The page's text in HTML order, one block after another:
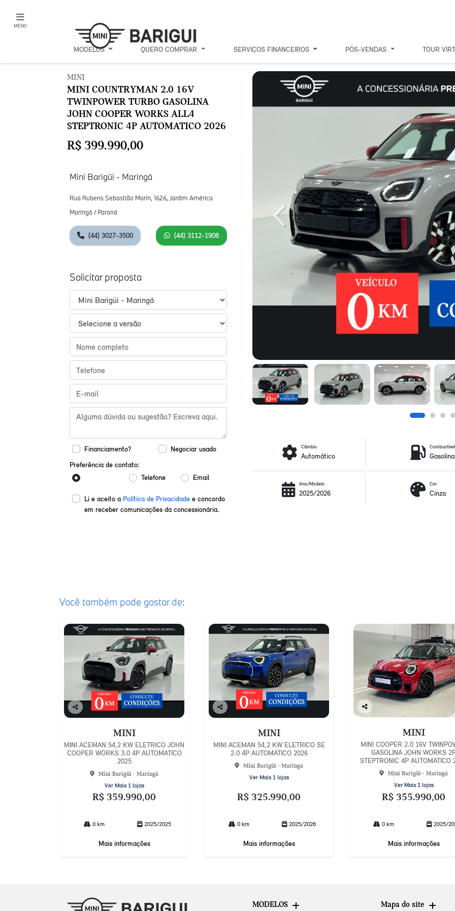
MENU
MODELOS QUERO COMPRAR SERVIÇOS FINANCEIROS PÓS-VENDAS TOUR
MINI
MINI COUNTRYMAN 2.0 16V
TWINPOWER TURBO GASOLINA
JOHN COOPER WORKS ALL4
STEPTRONIC 4P AUTOMATICO 2026
R$ 399.990,00
Mini Barigüi - Maringá
Rua Rubens Sebastião Marin, 1626, Jardim América
Maringá / Paraná
(44) 3027-3500 (44) 3112-1908
Solicitar proposta
Financiamento?
Negociar usado
Preferência de contato:
Telefone Email
Li e aceito a Política de Privacidadee concordo
em receber comunicações da concessionária.
Previous
Câmbio
Automático
Combustível
Gasolina
Ano/Modelo
2025/2026
Cor
Cinza
Você também pode gostar de:
Co
lhe
MINI
MINI ACEMAN 54,2 KW ELETRICO JOHN
COOPER WORKS 3.0 4P AUTOMATICO
2025
Mini Barigüi - Maringá
Ver Mais 1 lojas
R$ 359.990,00
0 km 2025/2025
Mais informações
Co
lhe
MINI
MINI ACEMAN 54,2 KW ELETRICO SE
2.0 4P AUTOMATICO 2026
Mini Barigüi - Maringá
Ver Mais 1 lojas
R$ 325.990,00
0 km 2025/2026
Mais informações
Co
lhe
MINI
MINI COOPER 2.0 16V
GASOLINA JOHN WORKS
STEPTRONIC 4P AUTOMATICO
Mini Barigüi - Maringá
Ver Mais 1 lojas
R$ 355.990,00
0 km 2025/
Mais informações
MODELOS Mapa do site